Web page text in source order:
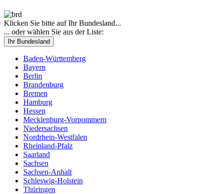
Klicken Sie bitte auf Ihr Bundesland...
... oder wählen Sie aus der Liste:
Ihr Bundesland
Baden-Württemberg
Bayern
Berlin
Brandenburg
Bremen
Hamburg
Hessen
Mecklenburg-Vorpommern
Niedersachsen
Nordrhein-Westfalen
Rheinland-Pfalz
Saarland
Sachsen
Sachsen-Anhalt
Schleswig-Holstein
Thüringen